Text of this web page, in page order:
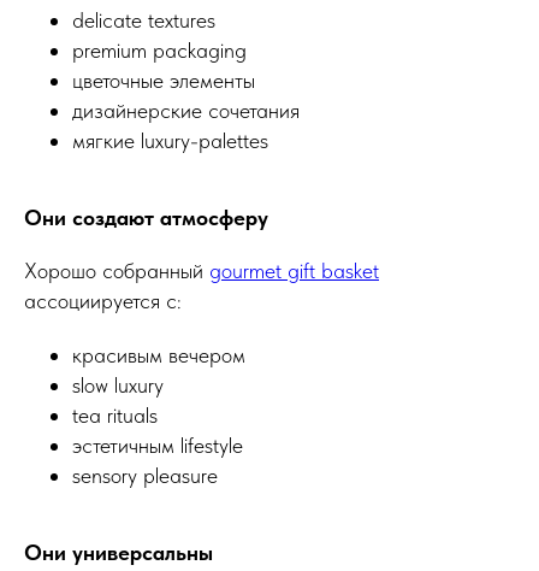
delicate textures
premium packaging
цветочные элементы
дизайнерские сочетания
мягкие luxury-palettes
Они создают атмосферу
Хорошо собранный gourmet gift basket
ассоциируется с:
красивым вечером
slow luxury
tea rituals
эстетичным lifestyle
sensory pleasure
Они универсальны